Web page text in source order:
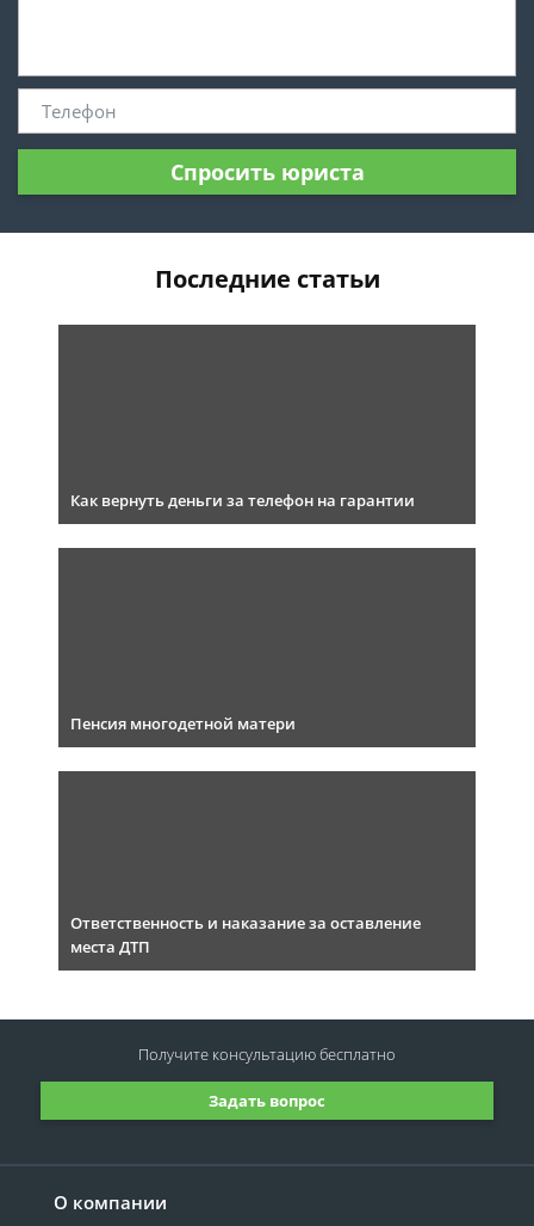
Спросить юриста
Последние статьи
Как вернуть деньги за телефон на гарантии
Пенсия многодетной матери
Ответственность и наказание за оставление
места ДТП
О компании
Задать вопрос
Получите консультациюбесплатно